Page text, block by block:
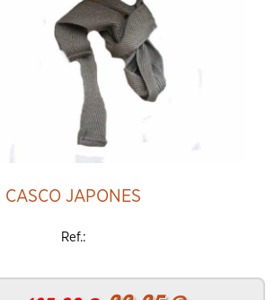
CASCO JAPONES
Ref.: